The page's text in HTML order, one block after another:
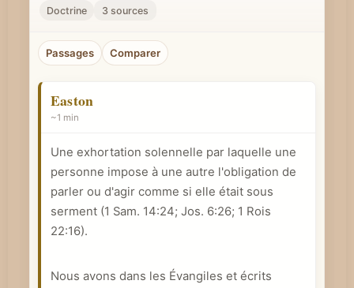
r
n
o
e
p
Doctrine 3 sources
Passages Comparer
Easton
~1 min
Une exhortation solennelle par laquelle une
personne impose à une autre l'obligation de
parler ou d'agir comme si elle était sous
serment (1 Sam. 14:24; Jos. 6:26; 1 Rois
22:16).
Nous avons dans les Évangiles et écrits